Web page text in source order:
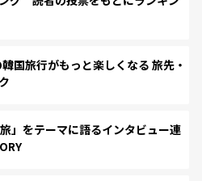
国旅行がもっと楽しくなる 旅先・
」をテーマに語るインタビュー連